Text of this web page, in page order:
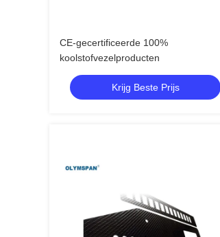
CE-gecertificeerde 100%
koolstofvezelproducten
Krijg Beste Prijs